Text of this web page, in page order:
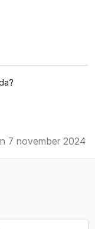
7 november 2024